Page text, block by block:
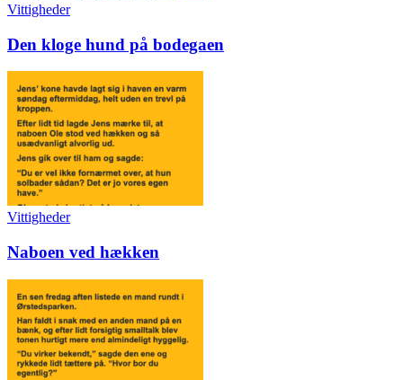
Vittigheder
Den kloge hund på bodegaen
Vittigheder
Naboen ved hækken